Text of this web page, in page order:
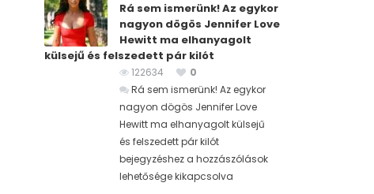
Rá sem ismerünk! Az egykor
nagyon dögös Jennifer Love
Hewitt ma elhanyagolt
külsejű és felszedett pár kilót
122634
0
Rá sem ismerünk! Az egykor
nagyon dögös Jennifer Love
Hewitt ma elhanyagolt külsejű
és felszedett pár kilót
bejegyzéshez a hozzászólások
lehetősége kikapcsolva